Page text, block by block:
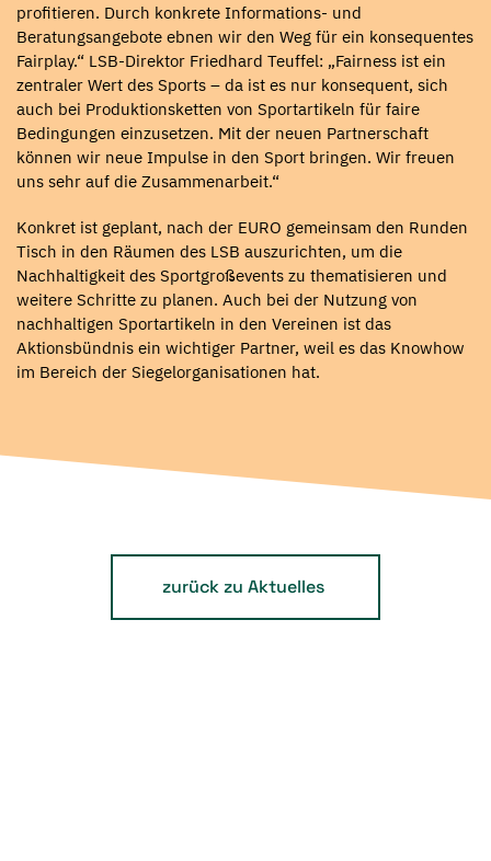
profitieren. Durch konkrete Informations- und
Beratungsangebote ebnen wir den Weg für ein konsequentes
Fairplay.“ LSB-Direktor Friedhard Teuffel: „Fairness ist ein
zentraler Wert des Sports – da ist es nur konsequent, sich
auch bei Produktionsketten von Sportartikeln für faire
Bedingungen einzusetzen. Mit der neuen Partnerschaft
können wir neue Impulse in den Sport bringen. Wir freuen
uns sehr auf die Zusammenarbeit.“
Konkret ist geplant, nach der EURO gemeinsam den Runden
Tisch in den Räumen des LSB auszurichten, um die
Nachhaltigkeit des Sportgroßevents zu thematisieren und
weitere Schritte zu planen. Auch bei der Nutzung von
nachhaltigen Sportartikeln in den Vereinen ist das
Aktionsbündnis ein wichtiger Partner, weil es das Knowhow
im Bereich der Siegelorganisationen hat.
zurück zu Aktuelles